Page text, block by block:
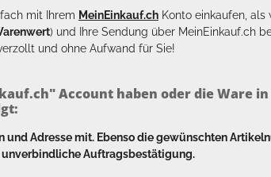
mit Ihrem MeinEinkauf.ch Konto einkaufen, als
) und Ihre Sendung über MeinEinkauf.ch
und ohne Aufwand für Sie!
Account haben oder die Ware
und Adresse mit. Ebenso die gewünschten
unverbindliche Auftragsbestätigung.